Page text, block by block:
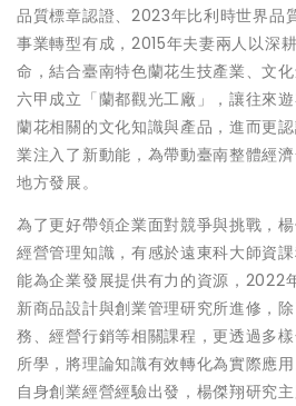
品質標章認證、2023年比利時世界品
事業轉型有成，2015年夫妻兩人以深
命，結合臺南特色蘭花生技產業、文
六甲成立「蘭都觀光工廠」，讓往來
蘭花相關的文化知識與產品，進而更
業注入了新動能，為帶動臺南整體經
地方發展。
為了更好帶領企業面對競爭與挑戰，
經營管理知識，有感於遠東科大師資
能為企業發展提供有力的資源，2022
新商品設計與創業管理研究所進修，
務、經營行銷等相關課程，更透過多
所學，將理論知識有效轉化為實際應
自身創業經營經驗出發，楊傑翔研究